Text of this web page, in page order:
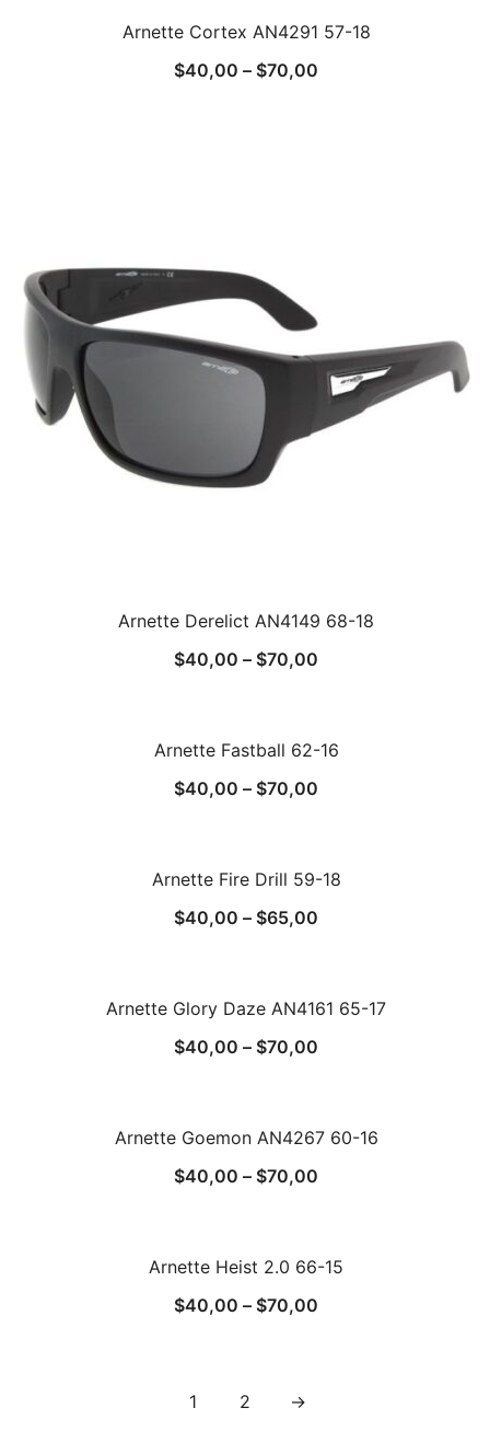
Arnette Cortex AN4291 57-18
$40,00 – $70,00
Arnette Derelict AN4149 68-18
$40,00 – $70,00
Arnette Fastball 62-16
$40,00 – $70,00
Arnette Fire Drill 59-18
$40,00 – $65,00
Arnette Glory Daze AN4161 65-17
$40,00 – $70,00
Arnette Goemon AN4267 60-16
$40,00 – $70,00
Arnette Heist 2.0 66-15
$40,00 – $70,00
1 2 →